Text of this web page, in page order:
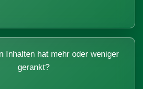
Inhalten hat mehr oder weniger
gerankt?